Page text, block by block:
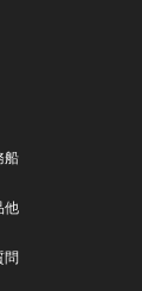
船
他
問